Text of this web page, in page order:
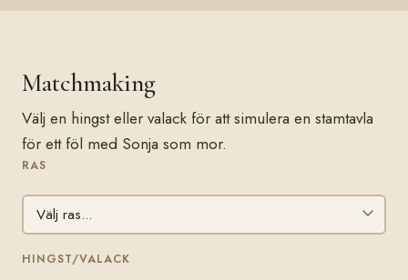
Matchmaking
Välj en hingst eller valack för att simulera en stamtavla
för ett föl med Sonja som mor.
RAS
HINGST/VALACK